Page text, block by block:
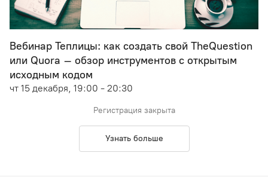
Вебинар Теплицы: как создать свой TheQuestion
или Quora – обзор инструментов с открытым
исходным кодом
чт 15 декабря, 19:00 - 20:30
Регистрация закрыта
Узнать больше